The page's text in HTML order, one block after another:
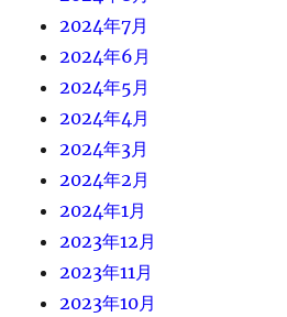
2024年7月
2024年6月
2024年5月
2024年4月
2024年3月
2024年2月
2024年1月
2023年12月
2023年11月
2023年10月